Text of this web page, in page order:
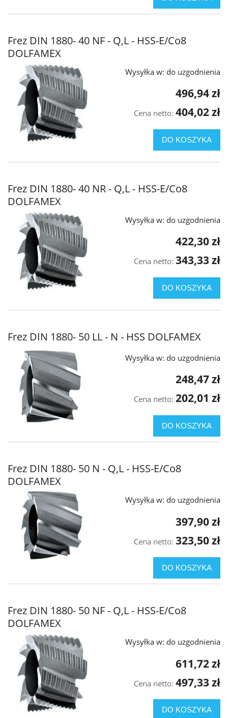
Frez DIN 1880- 40 NF - Q,L - HSS-E/Co8
DOLFAMEX
Wysyłka w: do uzgodnienia
496,94 zł
Cena netto: 404,02 zł
DO KOSZYKA
Frez DIN 1880- 40 NR - Q,L - HSS-E/Co8
DOLFAMEX
Wysyłka w: do uzgodnienia
422,30 zł
Cena netto: 343,33 zł
DO KOSZYKA
Frez DIN 1880- 50 LL - N - HSS DOLFAMEX
Wysyłka w: do uzgodnienia
248,47 zł
Cena netto: 202,01 zł
DO KOSZYKA
Frez DIN 1880- 50 N - Q,L - HSS-E/Co8
DOLFAMEX
Wysyłka w: do uzgodnienia
397,90 zł
Cena netto: 323,50 zł
DO KOSZYKA
Frez DIN 1880- 50 NF - Q,L - HSS-E/Co8
DOLFAMEX
Wysyłka w: do uzgodnienia
611,72 zł
Cena netto: 497,33 zł
DO KOSZYKA